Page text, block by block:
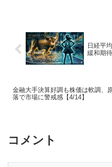
日経平
緩和期
金融大手決算好調も株価は軟調、
落で市場に警戒感【4/14】
コメント